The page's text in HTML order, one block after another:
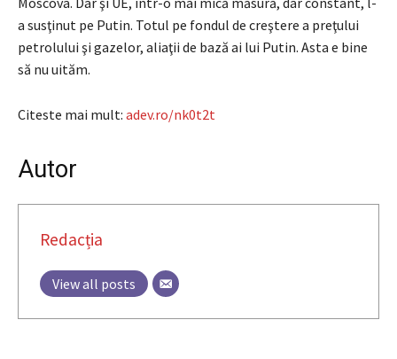
a susţinut pe Putin. Totul pe fondul de creştere a preţului
petrolului şi gazelor, aliaţii de bază ai lui Putin. Asta e bine
să nu uităm.
Citeste mai mult: adev.ro/nk0t2t
Autor
Redacția
View all posts